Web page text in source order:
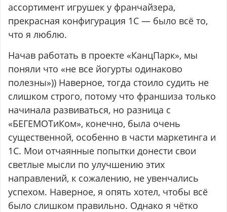
ассортимент игрушек у франчайзера,
прекрасная конфигурация 1С — было всё то,
что я люблю.
Начав работать в проекте «КанцПарк», мы
поняли что «не все йогурты одинаково
полезны»)) Наверное, тогда стоило судить не
слишком строго, потому что франшиза только
начинала развиваться, но разница с
«БЕГЕМОТиКом», конечно, была очень
существенной, особенно в части маркетинга и
1С. Мои отчаянные попытки донести свои
светлые мысли по улучшению этих
направлений, к сожалению, не увенчались
успехом. Наверное, я опять хотел, чтобы всё
было слишком правильно. Однако я чётко